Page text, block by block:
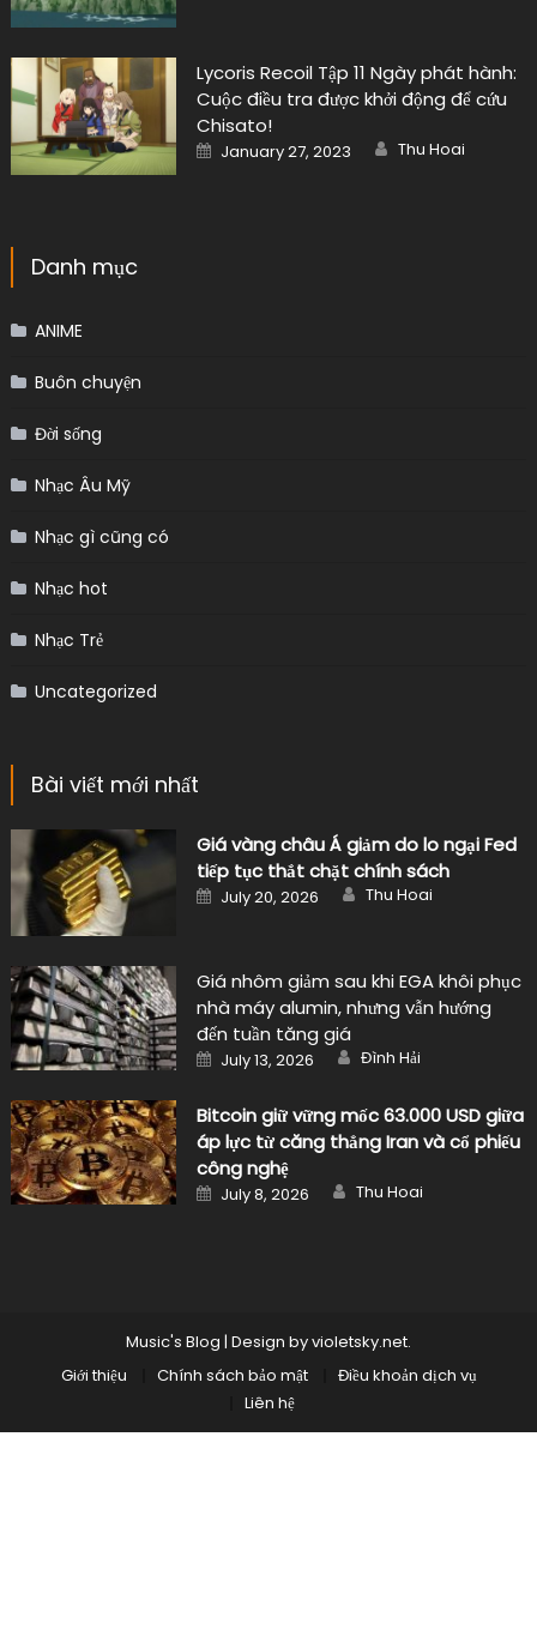
Lycoris Recoil Tập 11 Ngày phát hành:
Cuộc điều tra được khởi động để cứu
Chisato!
Posted
on
January 27, 2023 Author
Thu Hoai
Danh mục
ANIME
Buôn chuyện
Đời sống
Nhạc Âu Mỹ
Nhạc gì cũng có
Nhạc hot
Nhạc Trẻ
Uncategorized
Bài viết mới nhất
Giá vàng châu Á giảm do lo ngại Fed
tiếp tục thắt chặt chính sách
Posted
on
July 20, 2026 Author
Thu Hoai
Giá nhôm giảm sau khi EGA khôi phục
nhà máy alumin, nhưng vẫn hướng
đến tuần tăng giá
Posted
on
July 13, 2026 Author
Đình Hải
Bitcoin giữ vững mốc 63.000 USD giữa
áp lực từ căng thẳng Iran và cổ phiếu
công nghệ
Posted
on
July 8, 2026 Author
Thu Hoai
Music's Blog | Design byvioletsky.net.
Giới thiệu
Chính sách bảo mật
Điều khoản dịch vụ
Liên hệ